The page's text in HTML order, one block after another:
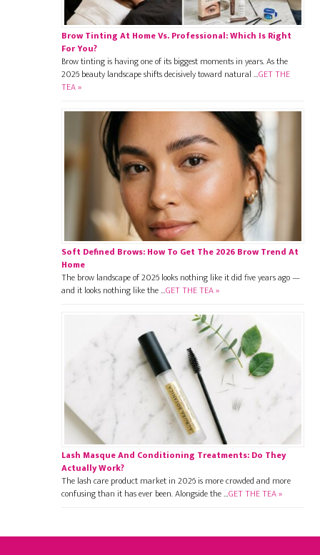
Brow Tinting At Home Vs. Professional: Which Is Right
For You?
Brow tinting is having one of its biggest moments in years. As the
2026 beauty landscape shifts decisively toward natural …GET THE
TEA »
Soft Defined Brows: How To Get The 2026 Brow Trend At
Home
The brow landscape of 2026 looks nothing like it did five years ago —
and it looks nothing like the …GET THE TEA »
Lash Masque And Conditioning Treatments: Do They
Actually Work?
The lash care product market in 2026 is more crowded and more
confusing than it has ever been. Alongside the …GET THE TEA »